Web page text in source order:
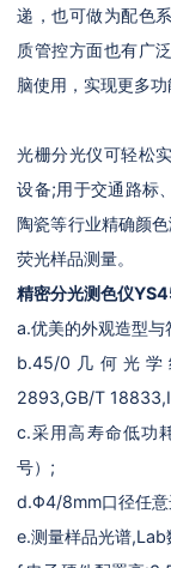
递，也可做为配色
质管控方面也有广
脑使用，实现更多功
光栅分光仪可轻松
设备;用于交通路标
陶瓷等行业精确颜
荧光样品测量。
精密分光测色仪
a.优美的外观造型与
b.45/0几何光学
2893,GB/T
c.采用高寿命低功
号）;
d.Φ4/8mm口径任意
e.测量样品光谱